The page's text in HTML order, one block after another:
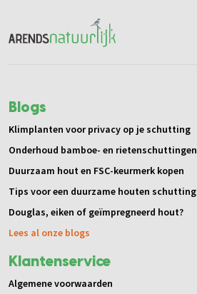
Blogs
Klimplanten voor privacy op je schutting
Onderhoud bamboe- en rietenschuttingen
Duurzaam hout en FSC-keurmerk kopen
Tips voor een duurzame houten schutting
Douglas, eiken of geïmpregneerd hout?
Lees al onze blogs
Klantenservice
Algemene voorwaarden